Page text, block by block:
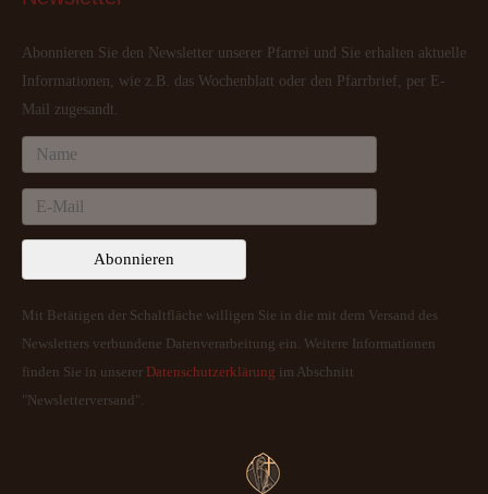
Abonnieren Sie den Newsletter unserer Pfarrei und Sie erhalten aktuelle
Informationen, wie z.B. das Wochenblatt oder den Pfarrbrief, per E-
Mail zugesandt.
Mit Betätigen der Schaltfläche willigen Sie in die mit dem Versand des
Newsletters verbundene Datenverarbeitung ein. Weitere Informationen
finden Sie in unserer Datenschutzerklärung im Abschnitt
"Newsletterversand".